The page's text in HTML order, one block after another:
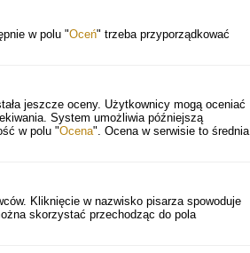
w polu "Oceń" trzeba przyporządkować
jeszcze oceny. Użytkownicy mogą oceniać
System umożliwia późniejszą
w polu "Ocena". Ocena w serwisie to średnia
Kliknięcie w nazwisko pisarza spowoduje
skorzystać przechodząc do pola